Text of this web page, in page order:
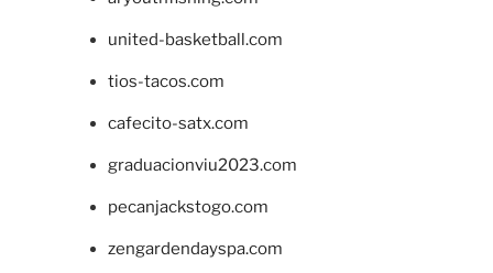
united-basketball.com
tios-tacos.com
cafecito-satx.com
graduacionviu2023.com
pecanjackstogo.com
zengardendayspa.com